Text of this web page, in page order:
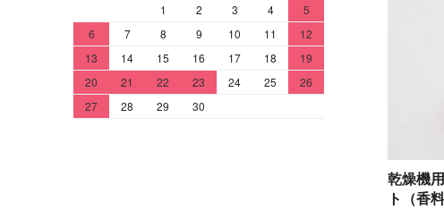
乾燥機
ト（香
1 2 3 4
5
6
7 8 9 10 11
12
13
14 15 16 17 18
19
20
21 22 23 24 25
26
27
28 29 30